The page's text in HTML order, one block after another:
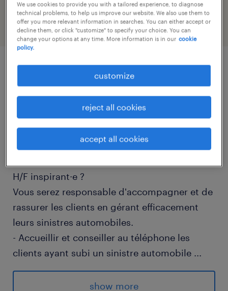
insurance
descriptif du poste
Prêt·e à transformer l'expérience client en
H/F inspirant·e ?
Vous serez responsable d'accompagner et de
rassurer les clients en gérant efficacement
leurs sinistres automobiles.
- Accueillir et conseiller au téléphone les
clients ayant subi un sinistre automobile ...
- Assurer l'ouverture, le suivi, et la gestion
complète des dossiers de sinistres
show more
We use cookies to provide you with a tailored experience, to diagnose
technical problems, to help us improve our website. We also use them to
offer you more relevant information in searches. You can either accept or
decline them, or click "customize" to specify your choice. You can
change your options at any time. More information is in our cookie
policy.
customize
reject all cookies
accept all cookies